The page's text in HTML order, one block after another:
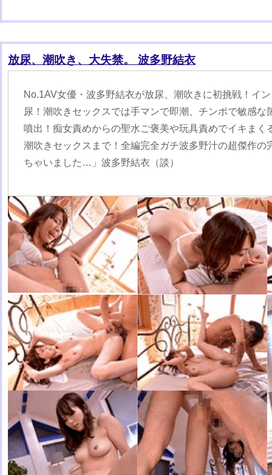
放尿、潮吹き、大失禁。 波多野結衣
No.1AV女優・波多野結衣が放尿、潮吹きに初挑戦！イ
尿！潮吹きセックスでは手マンで即潮、チンポで敏感
噴出！痴女責めからの聖水ご褒美や玩具責めでイキまく
潮吹きセックスまで！全編完全ガチ波多野汁の超傑作の
ちゃいました…」波多野結衣（談）